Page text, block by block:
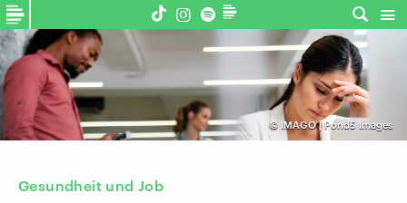
© IMAGO | Pond5 Images
Gesundheit und Job